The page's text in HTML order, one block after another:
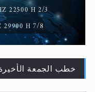
22500 H 2/3
29900 H 7/8
خطب الجمعة